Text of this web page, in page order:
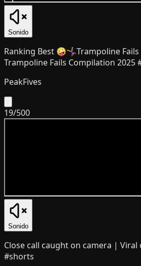
Sonido
Ranking Best 🤪🤸‍♀️Trampoline
Trampoline Fails Compilation
PeakFives
19/500
Sonido
Close call caught on camera |
#shorts